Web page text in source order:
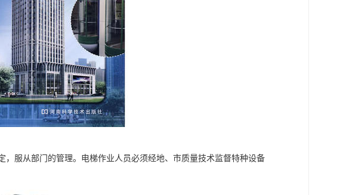
服从部门的管理。电梯作业人员必须经地、市质量技术监督特种设备